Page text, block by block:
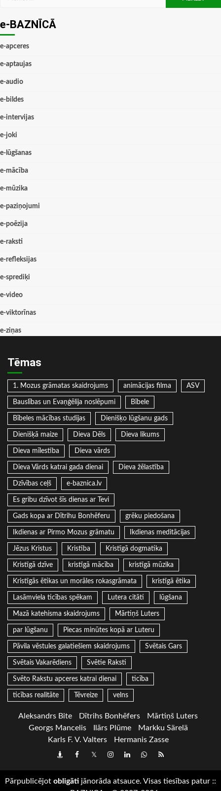
e-BAZNĪCĀ
e-apceres
e-aptaujas
e-audio
e-bildes
e-intervijas
e-joki
e-lūgšanas
e-mācība
e-mūzika
e-paziņojumi
e-poēzija
e-raksti
e-refleksijas
e-sprediķi
e-video
e-viktorīnas
e-ziņas
Tēmas
1. Mozus grāmatas skaidrojums animācijas filma ASV
Bauslības un Evaņģēlija noslēpumi Bībele
Bībeles mācības studijas Dienišķo lūgšanu gads
Dienišķā maize Dieva Dēls Dieva likums
Dieva mīlestība Dieva vārds
Dieva Vārds katrai gada dienai Dieva žēlastība
Dzīvības ceļš e-baznica.lv
Es gribu dzīvot šīs dienas ar Tevi
Gads kopa ar Dītrihu Bonhēferu grēku piedošana
Ikdienas ar Pirmo Mozus grāmatu Ikdienas meditācijas
Jēzus Kristus Kristība Kristīgā dogmatika
Kristīgā dzīve kristīgā mācība kristīgā mūzika
Kristīgās ētikas un morāles rokasgrāmata kristīgā ētika
Lasāmviela ticības spēkam Lutera citāti lūgšana
Mazā katehisma skaidrojums Mārtiņš Luters
par lūgšanu Piecas minūtes kopā ar Luteru
Pāvila vēstules galatiešiem skaidrojums Svētais Gars
Svētais Vakarēdiens Svētie Raksti
Svēto Rakstu apceres katrai dienai ticība
ticības realitāte Tēvreize velns
Aleksandrs Bite Dītrihs Bonhēfers
Mārtiņš Luters
Georgs Mancelis
Ilārs Plūme
Markku Särelä
Karls F. V. Valters
Hermanis Zasse
DraugiemFacebook
TwitterInstagram
LinkedInwhatsapp
RSS
Pārpublicējot obligāti jānorāda atsauce. Visas tiesības patur ::